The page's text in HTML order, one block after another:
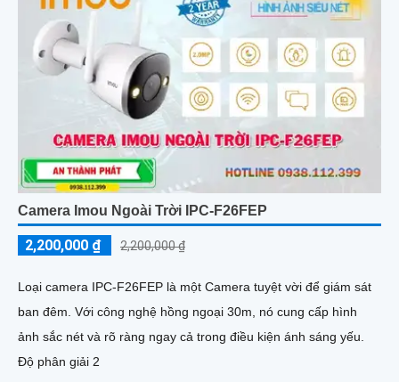
Camera Imou Ngoài Trời IPC-F26FEP
2,200,000 ₫ 2,200,000 ₫
Loại camera IPC-F26FEP là một Camera tuyệt vời để giám sát
ban đêm. Với công nghệ hồng ngoại 30m, nó cung cấp hình
ảnh sắc nét và rõ ràng ngay cả trong điều kiện ánh sáng yếu.
Độ phân giải 2